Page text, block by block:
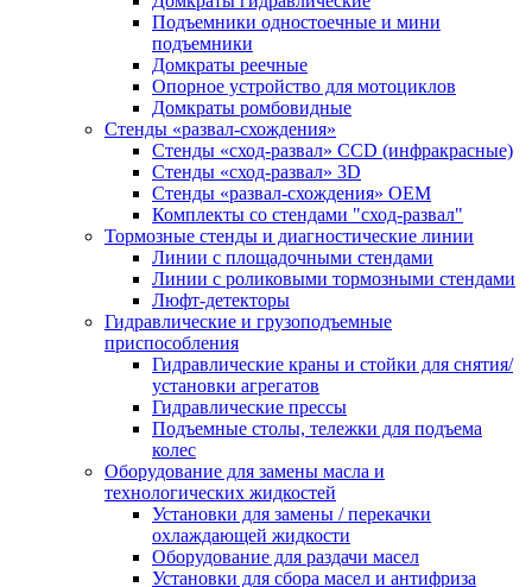
Подъемники одностоечные и мини
подъемники
Домкраты реечные
Опорное устройство для мотоциклов
Домкраты ромбовидные
Стенды «развал-схождения»
Стенды «сход-развал» CCD (инфракрасные)
Стенды «сход-развал» 3D
Стенды «развал-схождения» ОЕМ
Комплекты со стендами "сход-развал"
Тормозные стенды и диагностические линии
Линии с площадочными стендами
Линии с роликовыми тормозными стендами
Люфт-детекторы
Гидравлические и грузоподъемные
приспособления
Гидравлические краны и стойки для снятия/
установки агрегатов
Гидравлические прессы
Подъемные столы, тележки для подъема
колес
Оборудование для замены масла и
технологических жидкостей
Установки для замены / перекачки
охлаждающей жидкости
Оборудование для раздачи масел
Установки для сбора масел и антифриза